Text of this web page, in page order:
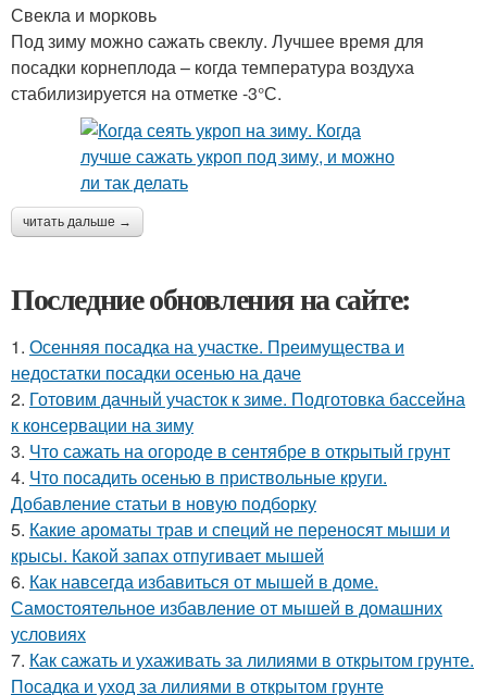
Свекла и морковь
Под зиму можно сажать свеклу. Лучшее время для
посадки корнеплода – когда температура воздуха
стабилизируется на отметке -3°С.
читать дальше →
Последние обновления на сайте:
1. Осенняя посадка на участке. Преимущества и
недостатки посадки осенью на даче
2. Готовим дачный участок к зиме. Подготовка бассейна
к консервации на зиму
3. Что сажать на огороде в сентябре в открытый грунт
4. Что посадить осенью в приствольные круги.
Добавление статьи в новую подборку
5. Какие ароматы трав и специй не переносят мыши и
крысы. Какой запах отпугивает мышей
6. Как навсегда избавиться от мышей в доме.
Самостоятельное избавление от мышей в домашних
условиях
7. Как сажать и ухаживать за лилиями в открытом грунте.
Посадка и уход за лилиями в открытом грунте